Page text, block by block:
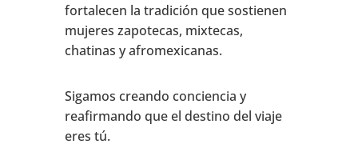
fortalecen la tradición que sostienen
mujeres zapotecas, mixtecas,
chatinas y afromexicanas.
Sigamos creando conciencia y
reafirmando que el destino del viaje
eres tú.